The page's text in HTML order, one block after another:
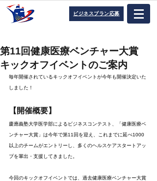
ビジネスプラン応募
第11回健康医療ベンチャー大賞
キックオフイベントのご案内
毎年開催されているキックオフイベントが今年も開催決定いた
しました！
【開催概要】
慶應義塾大学医学部によるビジネスコンテスト、「健康医療ベ
ンチャー大賞」は今年で第11回を迎え、これまでに延べ1000
以上のチームがエントリーし、多くのヘルスケアスタートアッ
プを輩出・支援してきました。
今回のキックオフイベントでは、過去健康医療ベンチャー大賞